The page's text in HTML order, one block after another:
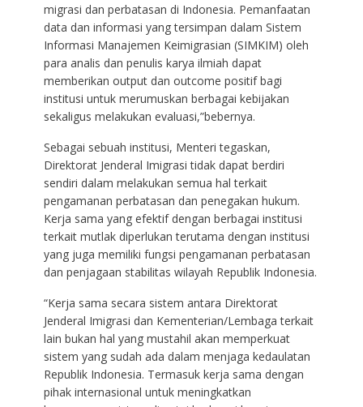
migrasi dan perbatasan di Indonesia. Pemanfaatan
data dan informasi yang tersimpan dalam Sistem
Informasi Manajemen Keimigrasian (SIMKIM) oleh
para analis dan penulis karya ilmiah dapat
memberikan output dan outcome positif bagi
institusi untuk merumuskan berbagai kebijakan
sekaligus melakukan evaluasi,”bebernya.
Sebagai sebuah institusi, Menteri tegaskan,
Direktorat Jenderal Imigrasi tidak dapat berdiri
sendiri dalam melakukan semua hal terkait
pengamanan perbatasan dan penegakan hukum.
Kerja sama yang efektif dengan berbagai institusi
terkait mutlak diperlukan terutama dengan institusi
yang juga memiliki fungsi pengamanan perbatasan
dan penjagaan stabilitas wilayah Republik Indonesia.
“Kerja sama secara sistem antara Direktorat
Jenderal Imigrasi dan Kementerian/Lembaga terkait
lain bukan hal yang mustahil akan memperkuat
sistem yang sudah ada dalam menjaga kedaulatan
Republik Indonesia. Termasuk kerja sama dengan
pihak internasional untuk meningkatkan